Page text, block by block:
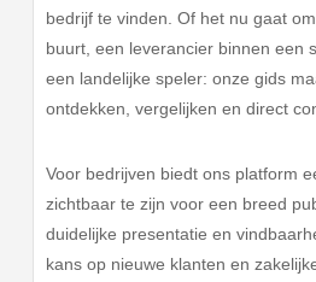
bedrijf te vinden. Of het nu gaat
buurt, een leverancier binnen een
een landelijke speler: onze gids
ontdekken, vergelijken en direct
Voor bedrijven biedt ons platform
zichtbaar te zijn voor een breed
duidelijke presentatie en
kans op nieuwe klanten en